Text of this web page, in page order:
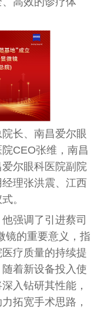
院长、南昌爱尔眼
CEO张维，南昌
尔眼科医院副院
理张洪震、江西
。
强调了引进蔡司
镜的重要意义，指
疗质量的持续提
随着新设备投入使
入钻研其性能，
拓宽手术思路，